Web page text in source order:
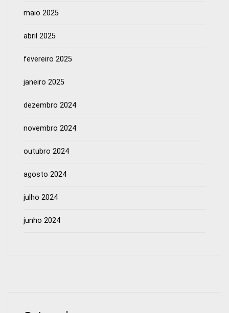
maio 2025
abril 2025
fevereiro 2025
janeiro 2025
dezembro 2024
novembro 2024
outubro 2024
agosto 2024
julho 2024
junho 2024